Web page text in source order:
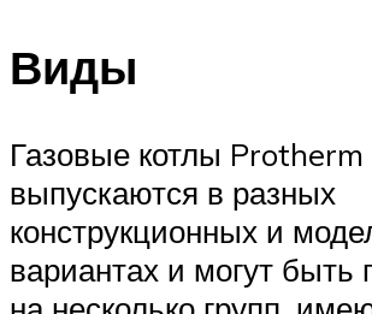
Виды
Газовые котлы Protherm
выпускаются в разных
конструкционных и
вариантах и могут быть